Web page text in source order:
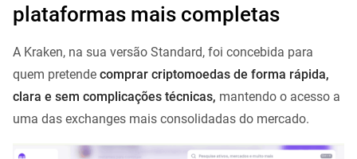
plataformas mais completas
A Kraken, na sua versão Standard, foi concebida para
quem pretende comprar criptomoedas de forma rápida,
clara e sem complicações técnicas, mantendo o acesso a
uma das exchanges mais consolidadas do mercado.